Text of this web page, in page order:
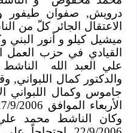
درويش, صفوان طيفور
الاعتقال الجائر كلّ من
ميشيل كيلو و أنور
القيادي في حزب
علي العبد الله
والدكتور كمال اللبواني,
جاموس وكمال اللبواني
وكان الناشط محمد علي